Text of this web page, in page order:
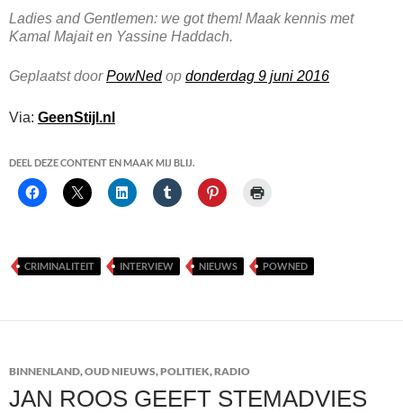
Ladies and Gentlemen: we got them! Maak kennis met
Kamal Majait en Yassine Haddach.
Geplaatst doorPowNedop donderdag 9 juni 2016
Via: GeenStijl.nl
DEEL DEZE CONTENT EN MAAK MIJ BLIJ.
CRIMINALITEIT INTERVIEW NIEUWS POWNED
BINNENLAND,OUD NIEUWS,POLITIEK,RADIO
JAN ROOS GEEFT STEMADVIES